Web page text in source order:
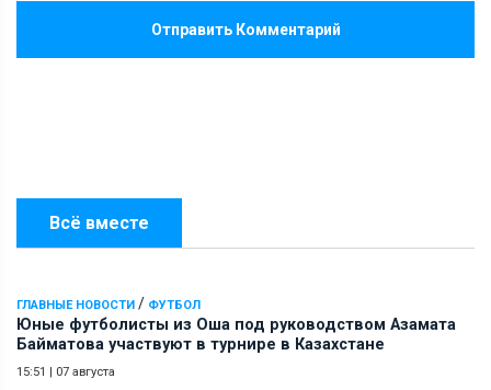
Всё вместе
ГЛАВНЫЕ НОВОСТИ / ФУТБОЛ
Юные футболисты из Оша под руководством Азамата
Байматова участвуют в турнире в Казахстане
15:51 | 07 августа
Отправить Комментарий